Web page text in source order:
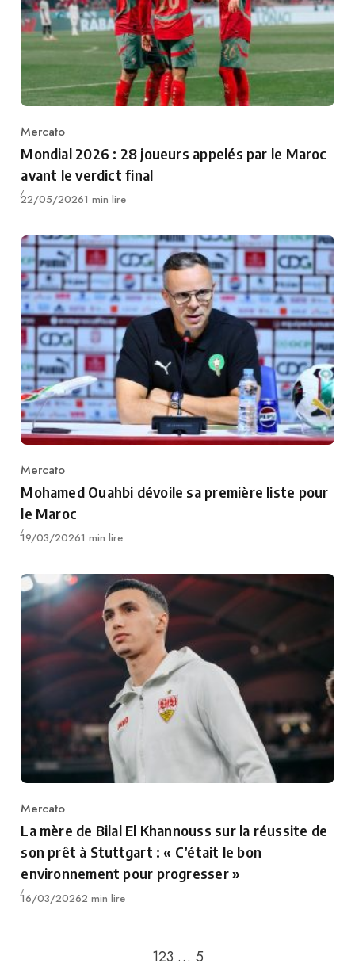
Category
Mercato
Mondial 2026 : 28 joueurs appelés par le Maroc
avant le verdict final
Publié
22/05/20261 min lire
Category
Mercato
Mohamed Ouahbi dévoile sa première liste pour
le Maroc
Publié
19/03/20261 min lire
Category
Mercato
La mère de Bilal El Khannouss sur la réussite de
son prêt à Stuttgart : « C’était le bon
environnement pour progresser »
Publié
16/03/20262 min lire
123 … 5Passer à la page suivante